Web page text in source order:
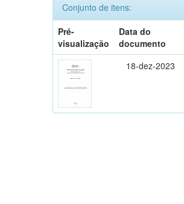
Conjunto de itens:
Pré-
visualização
Data do
documento
18-dez-2023